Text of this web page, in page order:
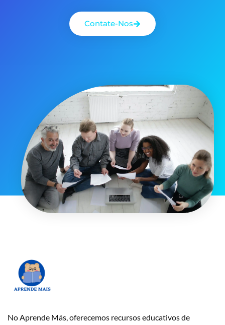
Contate-Nos
No Aprende Más, oferecemos recursos educativos de